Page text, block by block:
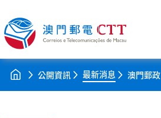
公開資訊 最新消息 澳門郵政